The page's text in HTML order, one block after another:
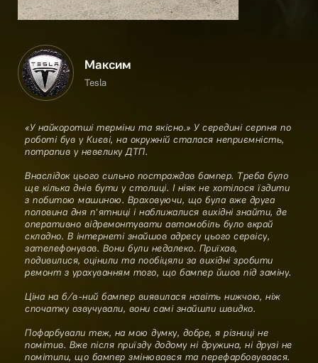
Максим
Tesla
«У найкоротші терміни та якісно.» У середині серпня по
роботі був у Києві, на окружній сталася неприємність,
потрапив у невелику ДТП.
Внаслідок цього сильно постраждав бампер. Треба було
ще кілька днів бути у столиці. І ніяк не хотілося їздити
з побитою машиною. Враховуючи, що була вже друга
половина дня п'ятниці і наближалися вихідні знайти, де
оперативно відремонтувати автомобіль було вкрай
складно. В інтернеті знайшов адресу цього сервісу,
зателефонував. Вони були недалеко. Приїхав,
подивилися, оцінили та пообіцяли за вихідні зробити
ремонт з урахуванням того, що бампер йшов під заміну.
Ціна на б/в-ний бампер виявилася навіть нижчою, ніж
спочатку озвучували, вони самі знайшли швидко.
Пофарбували теж, на мою думку, добре, я різниці не
помітив. Вже після приїзду додому ні дружина, ні друзі не
помітили, що бампер змінювався та перефарбовувався.